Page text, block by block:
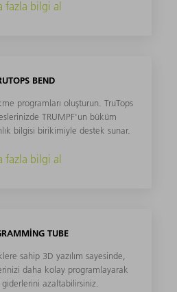
fazla bilgi al
BEND
programları oluşturun. TruTops
TRUMPF'un büküm
bilgisi birikimiyle destek sunar.
fazla bilgi al
TUBE
sahip 3D yazılım sayesinde,
daha kolay programlayarak
azaltabilirsiniz.